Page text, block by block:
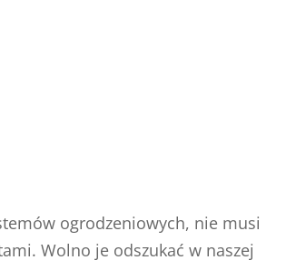
ogrodzeniowych, nie musi
Wolno je odszukać w naszej